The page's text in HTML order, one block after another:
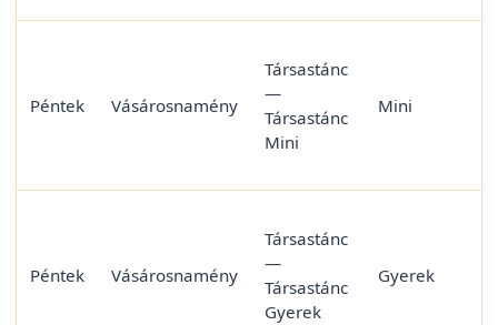
Péntek Vásárosnamény
Társastánc
—
Társastánc
Mini
Mini
Péntek Vásárosnamény
Társastánc
—
Társastánc
Gyerek
Gyerek